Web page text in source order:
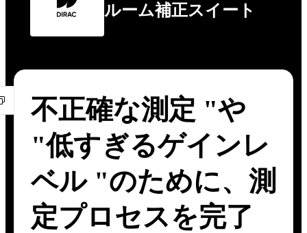
ルーム補正スイート
不正確な測定 "や
"低すぎるゲインレ
ベル "のために、測
定プロセスを完了